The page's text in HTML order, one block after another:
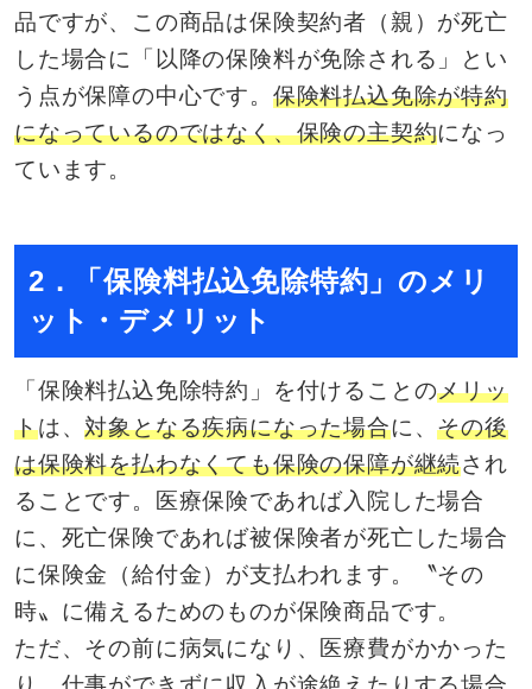
品ですが、この商品は保険契約者（親）が死亡
した場合に「以降の保険料が免除される」とい
う点が保障の中心です。 保険料払込免除が特約
になっているのではなく、保険の主契約になっ
ています。
2．「保険料払込免除特約」のメリ
ット・デメリット
「保険料払込免除特約」を付けることのメリッ
トは、対象となる疾病になった場合に、その後
は保険料を払わなくても保険の保障が継続され
ることです。医療保険であれば入院した場合
に、死亡保険であれば被保険者が死亡した場合
に保険金（給付金）が支払われます。〝その
時〟に備えるためのものが保険商品です。
ただ、その前に病気になり、医療費がかかった